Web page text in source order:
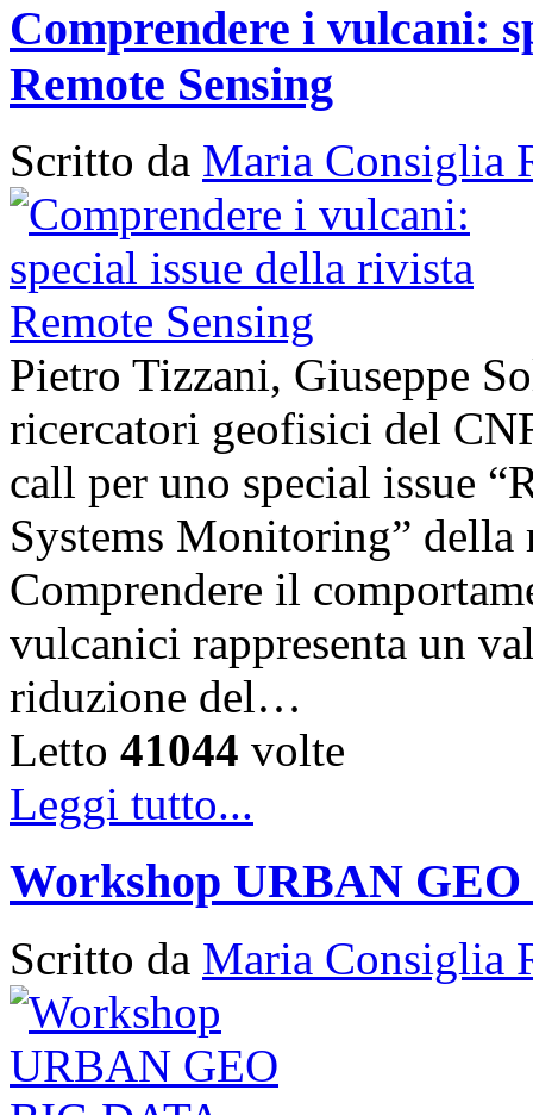
Comprendere i vulcani:
Remote Sensing
Scritto da Maria Consiglia
Pietro Tizzani, Giuseppe
ricercatori geofisici del
call per uno special issue
Systems Monitoring”
Comprendere il
vulcanici rappresenta un
riduzione del…
Letto 41044 volte
Leggi tutto...
Workshop URBAN
Scritto da Maria Consiglia